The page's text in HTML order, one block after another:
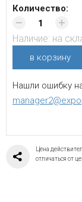
Количество:
Наличие: на
в корзину
Нашли ошибку
Цена
отличаться от